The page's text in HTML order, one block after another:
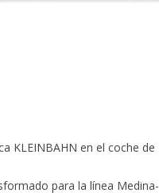
KLEINBAHN en el coche de
para la línea Medina-